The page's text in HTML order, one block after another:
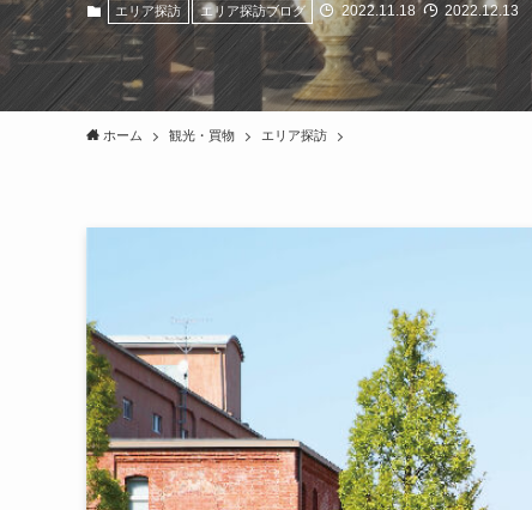
エリア探訪 エリア探訪ブログ 2022.11.18 2022.12.13
ホーム 観光・買物 エリア探訪